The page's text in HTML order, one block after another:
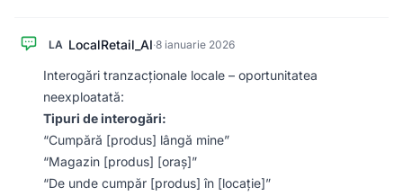
LA LocalRetail_AI·8 ianuarie 2026
Interogări tranzacționale locale – oportunitatea
neexploatată:
Tipuri de interogări:
“Cumpără [produs] lângă mine”
“Magazin [produs] [oraș]”
“De unde cumpăr [produs] în [locație]”